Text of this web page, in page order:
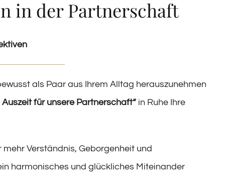
in der Partnerschaft
als Paar aus Ihrem Alltag herauszunehmen
für unsere Partnerschaft“ in Ruhe Ihre
Verständnis, Geborgenheit und
harmonisches und glückliches Miteinander